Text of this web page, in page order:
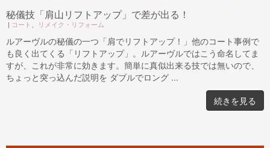
秘儀技「肩山リフトアップ」で差が出る！
| コート 、 リメイク・リフォーム
ルアーヴルの秘儀の一つ「肩でリフトアップ！」他のコート事例で
も良く出てくる「リフトアップ」。ルアーヴルではこう命名してま
すが、これが非常に効きます。簡単に真似出来る技では無いので、
ちょっと突っ込んだ説明を ダブルでロング ...
続きを見る